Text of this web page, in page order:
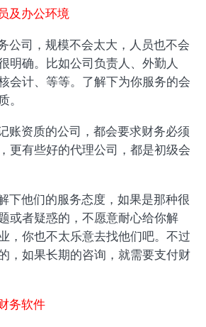
及办公环境
公司，规模不会太大，人员也不会
明确。比如公司负责人、外勤人
会计、等等。了解下为你服务的会
。
账资质的公司，都会要求财务必须
更有些好的代理公司，都是初级会
下他们的服务态度，如果是那种很
或者疑惑的，不愿意耐心给你解
，你也不太乐意去找他们吧。不过
，如果长期的咨询，就需要支付财
务软件